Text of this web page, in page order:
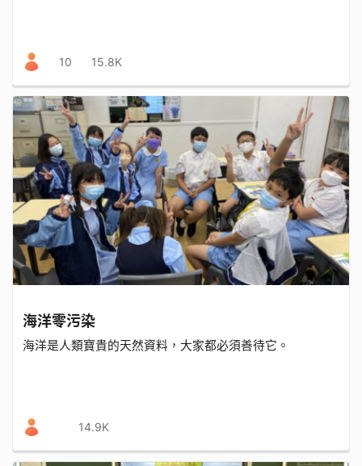
10 15.8K
海洋零污染
海洋是人類寶貴的天然資料，大家都必須善待它。
14.9K